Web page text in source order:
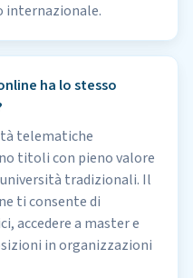
internazionale.
ha lo stesso
telematiche
titoli con pieno valore
tradizionali. Il
ti consente di
accedere a master e
in organizzazioni